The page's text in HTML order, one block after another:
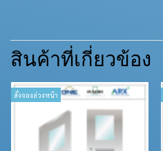
สินค้าที่เกี่ยวข้อง
สั่งจองล่วงหน้า